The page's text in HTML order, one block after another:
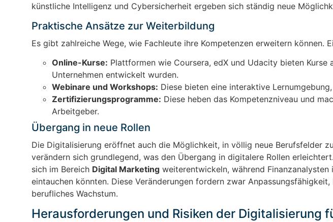
künstliche Intelligenz und Cybersicherheit ergeben sich ständig neue
Praktische Ansätze zur Weiterbildung
Es gibt zahlreiche Wege, wie Fachleute ihre Kompetenzen erweitern können.
Online-Kurse: Plattformen wie Coursera, edX und Udacity bieten Kurse
Unternehmen entwickelt wurden.
Webinare und Workshops: Diese bieten eine interaktive
Zertifizierungsprogramme: Diese heben das Kompetenzniveau und
Arbeitgeber.
Übergang in neue Rollen
Die Digitalisierung eröffnet auch die Möglichkeit, in völlig neue Berufsfelder
verändern sich grundlegend, was den Übergang in digitalere Rollen
sich im Bereich Digital Marketing weiterentwickeln, während Finanzanalysten
eintauchen könnten. Diese Veränderungen fordern zwar
berufliches Wachstum.
Herausforderungen und Risiken der Digitalisierung